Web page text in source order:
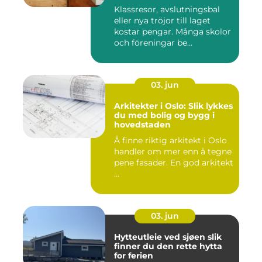
Klassresor, avslutningsbal
eller nya tröjor till laget
kostar pengar. Många skolor
och föreningar be...
03. jun
Arkitekter i Oslo: Slik lykkes
du med bolig og bygg i
hovedstaden
Å finne riktig arkitekt i Oslo
handler om mer enn å tegne
pene fasader. En god arkitekt
...
03. jun
Hytteutleie ved sjøen slik
finner du den rette hytta
for ferien